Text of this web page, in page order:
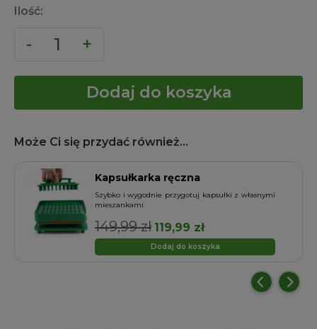
Ilość:
Dodaj do koszyka
Może Ci się przydać również...
Kapsułkarka ręczna
Szybko i wygodnie przygotuj kapsułki z własnymi
mieszankami
149,99zł Pierwotna
cena
119,99 złAktualna
cena
Dodaj do koszyka